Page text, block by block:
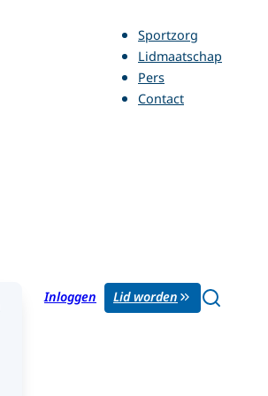
Sportzorg
Lidmaatschap
Pers
Contact
Inloggen Lid worden